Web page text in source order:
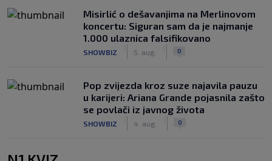
Misirlić o dešavanjima na Merlinovom
koncertu: Siguran sam da je najmanje
1.000 ulaznica falsifikovano
SHOWBIZ 5. aug. 0
Pop zvijezda kroz suze najavila pauzu
u karijeri: Ariana Grande pojasnila zašto
se povlači iz javnog života
SHOWBIZ 4. aug. 0